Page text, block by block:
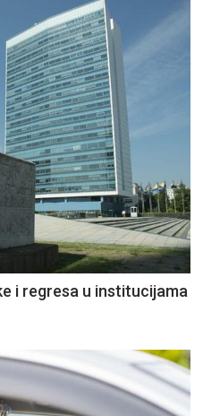
i regresa u institucijama